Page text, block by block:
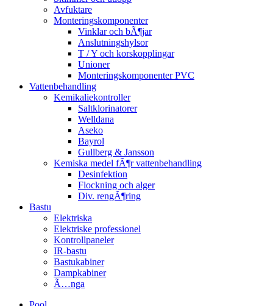
Avfuktare
Monteringskomponenter
Vinklar och bÃ¶jar
Anslutningshylsor
T / Y och korskopplingar
Unioner
Monteringskomponenter PVC
Vattenbehandling
Kemikaliekontroller
Saltklorinatorer
Welldana
Aseko
Bayrol
Gullberg & Jansson
Kemiska medel fÃ¶r vattenbehandling
Desinfektion
Flockning och alger
Div. rengÃ¶ring
Bastu
Elektriska
Elektriske professionel
Kontrollpaneler
IR-bastu
Bastukabiner
Dampkabiner
Ã…nga